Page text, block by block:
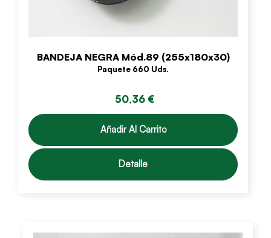
BANDEJA NEGRA Mód.89 (255x180x30)
Paquete 660 Uds.
50,36 €
Añadir Al Carrito
Detalle